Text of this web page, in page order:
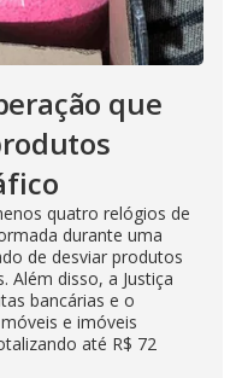
que
quatro relógios de
durante uma
de desviar produtos
Além disso, a Justiça
bancárias e o
e imóveis
até R$ 72